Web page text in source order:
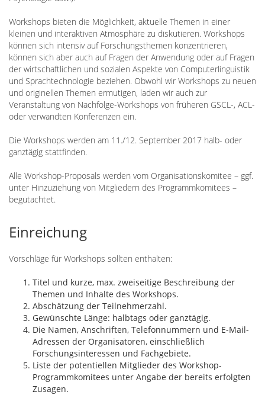
Workshops bieten die Möglichkeit, aktuelle Themen in einer
kleinen und interaktiven Atmosphäre zu diskutieren. Workshops
können sich intensiv auf Forschungsthemen konzentrieren,
können sich aber auch auf Fragen der Anwendung oder auf Fragen
der wirtschaftlichen und sozialen Aspekte von Computerlinguistik
und Sprachtechnologie beziehen. Obwohl wir Workshops zu neuen
und originellen Themen ermutigen, laden wir auch zur
Veranstaltung von Nachfolge-Workshops von früheren GSCL-, ACL-
oder verwandten Konferenzen ein.
Die Workshops werden am 11./12. September 2017 halb- oder
ganztägig stattfinden.
Alle Workshop-Proposals werden vom Organisationskomitee – ggf.
unter Hinzuziehung von Mitgliedern des Programmkomitees –
begutachtet.
Einreichung
Vorschläge für Workshops sollten enthalten:
Titel und kurze, max. zweiseitige Beschreibung der
Themen und Inhalte des Workshops.
Abschätzung der Teilnehmerzahl.
Gewünschte Länge: halbtags oder ganztägig.
Die Namen, Anschriften, Telefonnummern und E-Mail-
Adressen der Organisatoren, einschließlich
Forschungsinteressen und Fachgebiete.
Liste der potentiellen Mitglieder des Workshop-
Programmkomitees unter Angabe der bereits erfolgten
Zusagen.